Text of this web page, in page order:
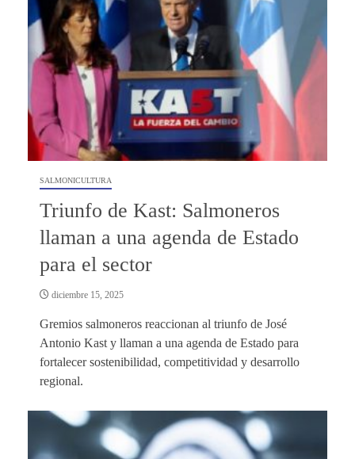
SALMONICULTURA
Triunfo de Kast: Salmoneros
llaman a una agenda de Estado
para el sector
diciembre 15, 2025
Gremios salmoneros reaccionan al triunfo de José
Antonio Kast y llaman a una agenda de Estado para
fortalecer sostenibilidad, competitividad y desarrollo
regional.